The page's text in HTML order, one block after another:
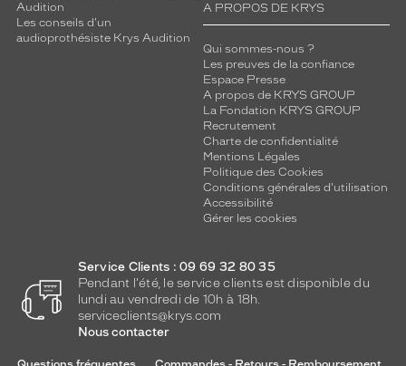
Audition
Les conseils d'un
audioprothésiste Krys Audition
A PROPOS DE KRYS
Qui sommes-nous ?
Les preuves de la confiance
Espace Presse
A propos de KRYS GROUP
La Fondation KRYS GROUP
Recrutement
Charte de confidentialité
Mentions Légales
Politique des Cookies
Conditions générales d'utilisation
Accessibilité
Gérer les cookies
Service Clients : 09 69 32 80 35
Pendant l'été, le service clients est disponible du
lundi au vendredi de 10h à 18h.
serviceclients@krys.com
Nous contacter